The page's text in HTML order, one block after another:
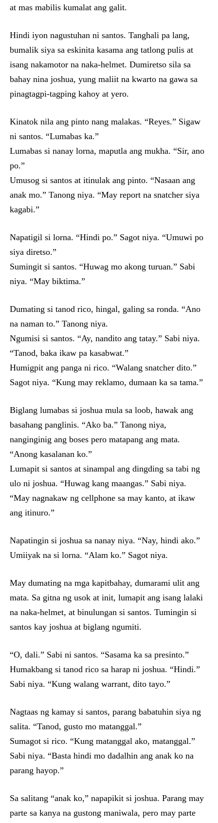
at mas mabilis kumalat ang galit.
Hindi iyon nagustuhan ni santos. Tanghali pa lang,
bumalik siya sa eskinita kasama ang tatlong pulis at
isang nakamotor na naka-helmet. Dumiretso sila sa
bahay nina joshua, yung maliit na kwarto na gawa sa
pinagtagpi-tagping kahoy at yero.
Kinatok nila ang pinto nang malakas. “Reyes.” Sigaw
ni santos. “Lumabas ka.”
Lumabas si nanay lorna, maputla ang mukha. “Sir, ano
po.”
Umusog si santos at itinulak ang pinto. “Nasaan ang
anak mo.” Tanong niya. “May report na snatcher siya
kagabi.”
Napatigil si lorna. “Hindi po.” Sagot niya. “Umuwi po
siya diretso.”
Sumingit si santos. “Huwag mo akong turuan.” Sabi
niya. “May biktima.”
Dumating si tanod rico, hingal, galing sa ronda. “Ano
na naman to.” Tanong niya.
Ngumisi si santos. “Ay, nandito ang tatay.” Sabi niya.
“Tanod, baka ikaw pa kasabwat.”
Humigpit ang panga ni rico. “Walang snatcher dito.”
Sagot niya. “Kung may reklamo, dumaan ka sa tama.”
Biglang lumabas si joshua mula sa loob, hawak ang
basahang panglinis. “Ako ba.” Tanong niya,
nanginginig ang boses pero matapang ang mata.
“Anong kasalanan ko.”
Lumapit si santos at sinampal ang dingding sa tabi ng
ulo ni joshua. “Huwag kang maangas.” Sabi niya.
“May nagnakaw ng cellphone sa may kanto, at ikaw
ang itinuro.”
Napatingin si joshua sa nanay niya. “Nay, hindi ako.”
Umiiyak na si lorna. “Alam ko.” Sagot niya.
May dumating na mga kapitbahay, dumarami ulit ang
mata. Sa gitna ng usok at init, lumapit ang isang lalaki
na naka-helmet, at binulungan si santos. Tumingin si
santos kay joshua at biglang ngumiti.
“O, dali.” Sabi ni santos. “Sasama ka sa presinto.”
Humakbang si tanod rico sa harap ni joshua. “Hindi.”
Sabi niya. “Kung walang warrant, dito tayo.”
Nagtaas ng kamay si santos, parang babatuhin siya ng
salita. “Tanod, gusto mo matanggal.”
Sumagot si rico. “Kung matanggal ako, matanggal.”
Sabi niya. “Basta hindi mo dadalhin ang anak ko na
parang hayop.”
Sa salitang “anak ko,” napapikit si joshua. Parang may
parte sa kanya na gustong maniwala, pero may parte